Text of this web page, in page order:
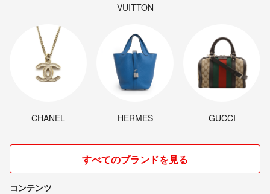
VUITTON
CHANEL HERMES GUCCI
すべてのブランドを見る
コンテンツ